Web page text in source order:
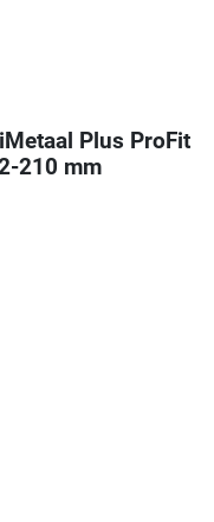
Plus ProFit
210 mm